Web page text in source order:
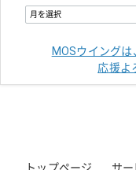
MOSウイングは
応援よ